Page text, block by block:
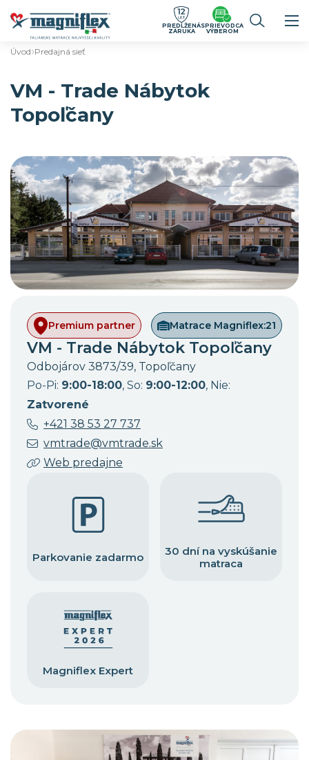
PREDĹŽENÁ
ZÁRUKA
SPRIEVODCA
VÝBEROM
Úvod Predajná sieť
VM - Trade Nábytok
Topoľčany
Premium partner Matrace Magniflex:21
VM - Trade Nábytok Topoľčany
Odbojárov 3873/39, Topoľčany
Po-Pi: 9:00-18:00, So: 9:00-12:00, Nie:
Zatvorené
+421 38 53 27 737
vmtrade@vmtrade.sk
Web predajne
Parkovanie zadarmo
30 dní na vyskúšanie
matraca
Magniflex Expert